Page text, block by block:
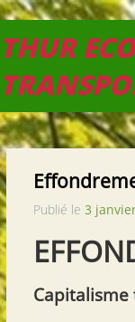
THUR
Publié le 3
Capitalisme